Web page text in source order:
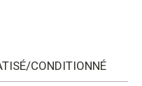
CONDITIONNÉ